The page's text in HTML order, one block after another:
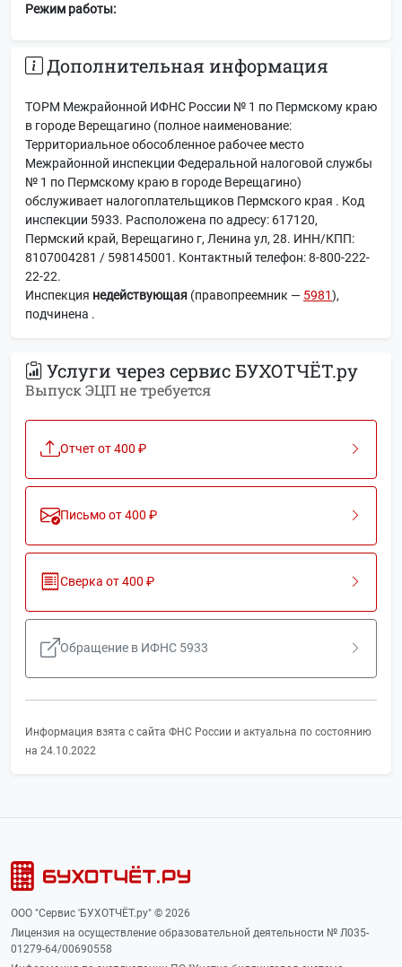
Режим работы:
Дополнительная информация
ТОРМ Межрайонной ИФНС России № 1 по Пермскому краю
в городе Верещагино (полное наименование:
Территориальное обособленное рабочее место
Межрайонной инспекции Федеральной налоговой службы
№ 1 по Пермскому краю в городе Верещагино)
обслуживает налогоплательщиков Пермского края . Код
инспекции 5933. Расположена по адресу: 617120,
Пермский край, Верещагино г, Ленина ул, 28. ИНН/КПП:
8107004281 / 598145001. Контактный телефон: 8-800-222-
22-22.
Инспекция недействующая (правопреемник — 5981),
подчинена .
Услуги через сервис БУХОТЧЁТ.ру
Выпуск ЭЦП не требуется
Отчет от 400 ₽
Письмо от 400 ₽
Сверка от 400 ₽
Обращение в ИФНС 5933
Информация взята с сайта ФНС России и актуальна по состоянию
на 24.10.2022
ООО "Сервис 'БУХОТЧЁТ.ру" © 2026
Лицензия на осуществление образовательной деятельности № Л035-
01279-64/00690558